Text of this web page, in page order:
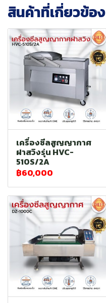
สินค้าที่เกี่ยวข้อง
เครื่องซีลสูญญากาศ
ฝาสวิงรุ่น HVC-
510S/2A
฿60,000